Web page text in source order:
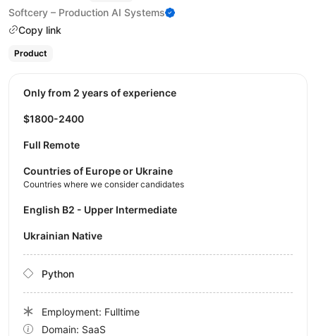
Softcery – Production AI Systems
Copy link
Product
Only from 2 years of experience
$1800-2400
Full Remote
Countries of Europe or Ukraine
Countries where we consider candidates
English B2 - Upper Intermediate
Ukrainian Native
Python
Employment: Fulltime
Domain: SaaS